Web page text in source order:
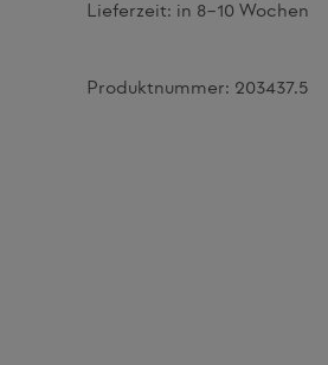
Lieferzeit: in 8–10 Wochen
Produktnummer: 203437.5